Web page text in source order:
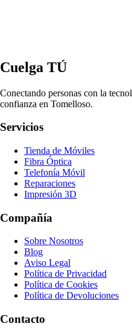
Cuelga TÚ
Conectando personas con la
confianza en Tomelloso.
Servicios
Tienda de Móviles
Fibra Óptica
Telefonía Móvil
Reparaciones
Impresión 3D
Compañía
Sobre Nosotros
Blog
Aviso Legal
Política de Privacidad
Política de Cookies
Política de Devoluciones
Contacto